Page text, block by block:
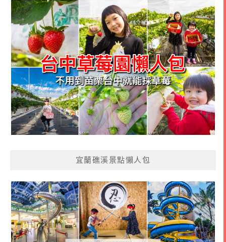
宜蘭礁溪景點懶人包